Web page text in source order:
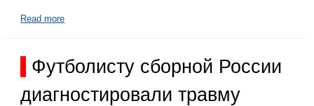
Read more
Футболисту сборной России
диагностировали травму